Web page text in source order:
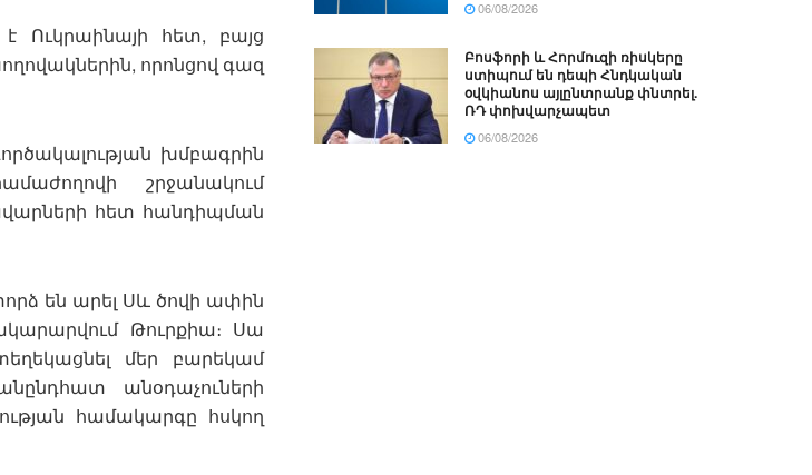
է Ուկրաինայի հետ, բայց
որոնցով գազ
խմբագրին
շրջանակում
հետ հանդիպման
են արել Սև ծովի ափին
Թուրքիա։ Սա
մեր բարեկամ
անօդաչուների
համակարգը հսկող
06/08/2026
Բոսֆորի և Հորմուզի ռիսկերը
ստիպում են դեպի Հնդկական
օվկիանոս այլընտրանք փնտրել.
ՌԴ փոխվարչապետ
06/08/2026